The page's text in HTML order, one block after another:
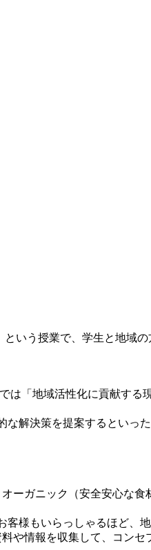
いう授業で、学生と地域
「地域活性化に貢献する
解決策を提案するといっ
ガニック（安全安心な
様もいらっしゃるほど、地
情報を収集して、コン